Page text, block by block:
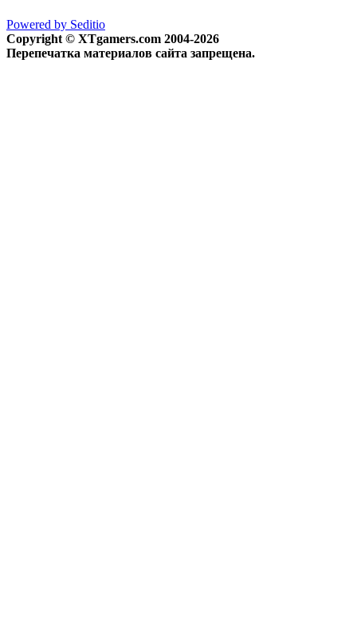
Powered by Seditio
Copyright © XTgamers.com 2004-2026
Перепечатка материалов сайта запрещена.